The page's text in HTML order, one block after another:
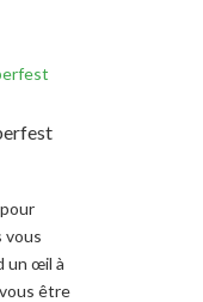
vous
un œil à
être